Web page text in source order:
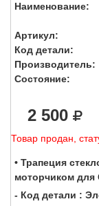
Наименование:
Артикул:
Код детали:
Производитель:
Состояние:
2 500
Товар продан,
• Трапеция
моторчиком для
- Код детали :